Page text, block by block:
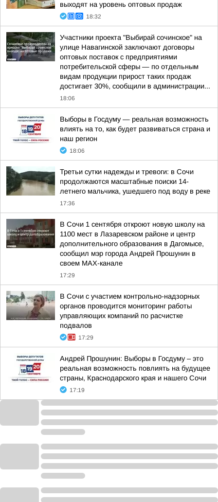
выходят на уровень оптовых продаж
18:32
Участники проекта "Выбирай сочинское" на
улице Навагинской заключают договоры
оптовых поставок с предприятиями
потребительской сферы — по отдельным
видам продукции прирост таких продаж
достигает 30%, сообщили в администрации...
18:06
Выборы в Госдуму — реальная возможность
влиять на то, как будет развиваться страна и
наш регион
18:06
Третьи сутки надежды и тревоги: в Сочи
продолжаются масштабные поиски 14-
летнего мальчика, ушедшего под воду в реке
17:36
В Сочи 1 сентября откроют новую школу на
1100 мест в Лазаревском районе и центр
дополнительного образования в Дагомысе,
сообщил мэр города Андрей Прошунин в
своем MAX-канале
17:29
В Сочи с участием контрольно-надзорных
органов проводится мониторинг работы
управляющих компаний по расчистке
подвалов
17:29
Андрей Прошунин: Выборы в Госдуму – это
реальная возможность повлиять на будущее
страны, Краснодарского края и нашего Сочи
17:19